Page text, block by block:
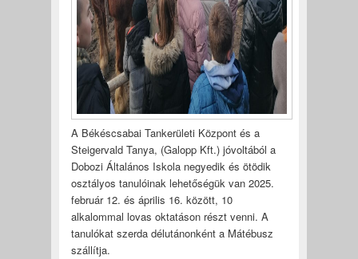
A Békéscsabai Tankerületi Központ és a
Steigervald Tanya, (Galopp Kft.) jóvoltából a
Dobozi Általános Iskola negyedik és ötödik
osztályos tanulóinak lehetőségük van 2025.
február 12. és április 16. között, 10
alkalommal lovas oktatáson részt venni. A
tanulókat szerda délutánonként a Mátébusz
szállítja.